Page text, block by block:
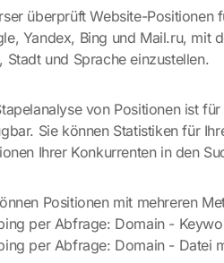
überprüft Website-Positionen
Yandex, Bing und Mail.ru, mit
Stadt und Sprache einzustellen.
von Positionen ist
Sie können Statistiken für
Ihrer Konkurrenten in den
Positionen mit mehreren
per Abfrage: Domain -
per Abfrage: Domain - Datei